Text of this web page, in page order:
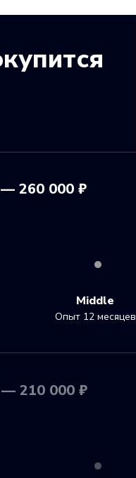
260 000 ₽
Middle
Опыт 12 месяцев
210 000 ₽